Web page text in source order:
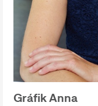
Gráfik Anna